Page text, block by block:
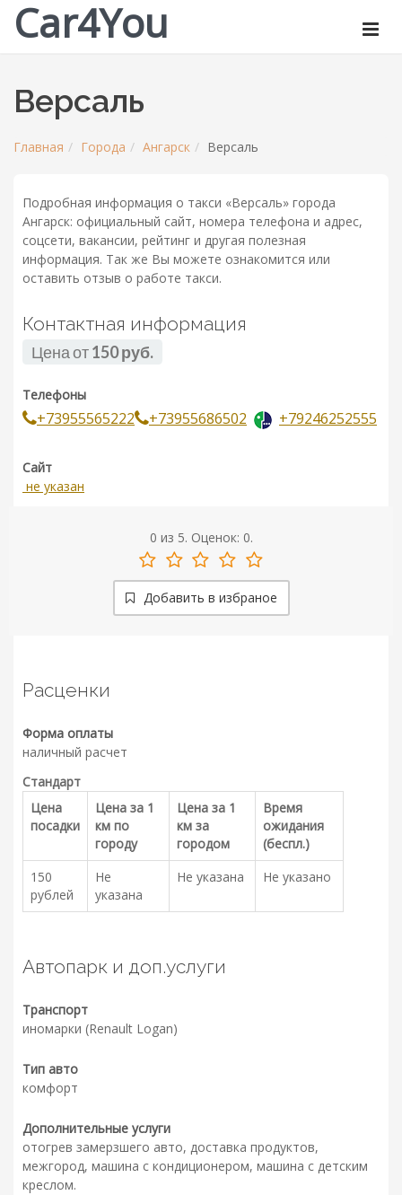
Car4You
Версаль
Главная Города Ангарск Версаль
Подробная информация о такси «Версаль» города
Ангарск: официальный сайт, номера телефона и адрес,
соцсети, вакансии, рейтинг и другая полезная
информация. Так же Вы можете ознакомится или
оставить отзыв о работе такси.
Контактная информация
Цена от150 руб.
Телефоны
+73955565222 +73955686502 +79246252555
Сайт
не указан
0 из 5. Оценок: 0.
Добавить в избраное
Расценки
Форма оплаты
наличный расчет
Стандарт
Цена
посадки
Цена за 1
км по
городу
Цена за 1
км за
городом
Время
ожидания
(беспл.)
150
рублей
Не
указана
Не указана Не указано
Автопарк и доп.услуги
Транспорт
иномарки (Renault Logan)
Тип авто
комфорт
Дополнительные услуги
отогрев замерзшего авто, доставка продуктов,
межгород, машина с кондиционером, машина с детским
креслом.